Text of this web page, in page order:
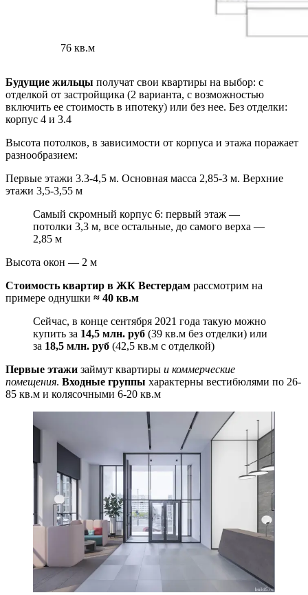
76 кв.м
Будущие жильцы получат свои квартиры на выбор: с
отделкой от застройщика (2 варианта, с возможностью
включить ее стоимость в ипотеку) или без нее. Без отделки:
корпус 4 и 3.4
Высота потолков, в зависимости от корпуса и этажа поражает
разнообразием:
Первые этажи 3.3-4,5 м. Основная масса 2,85-3 м. Верхние
этажи 3,5-3,55 м
Самый скромный корпус 6: первый этаж —
потолки 3,3 м, все остальные, до самого верха —
2,85 м
Высота окон — 2 м
Стоимость квартир в ЖК Вестердам рассмотрим на
примере однушки ≈ 40 кв.м
Сейчас, в конце сентября 2021 года такую можно
купить за 14,5 млн. руб (39 кв.м без отделки) или
за 18,5 млн. руб (42,5 кв.м с отделкой)
Первые этажи займут квартиры и коммерческие
помещения. Входные группы характерны вестибюлями по 26-
85 кв.м и колясочными 6-20 кв.м